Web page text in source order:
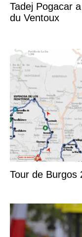
Tadej Pogacar
du Ventoux
Tour de Burgos